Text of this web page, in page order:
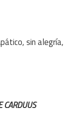
sin alegría,
CARDUUS